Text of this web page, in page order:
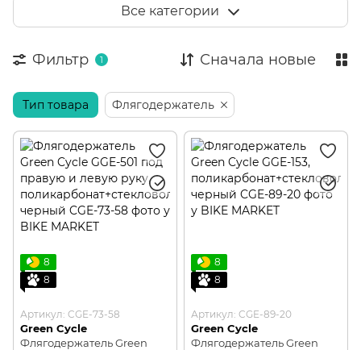
Детские велокресла Сумки
Зеркала
Крепление для телефонов
Все категории
Фильтр 1 Сначала новые
Тип товара Флягодержатель
8
8
Артикул: CGE-73-58
Green Cycle
Флягодержатель Green
8
8
Артикул: CGE-89-20
Green Cycle
Флягодержатель Green